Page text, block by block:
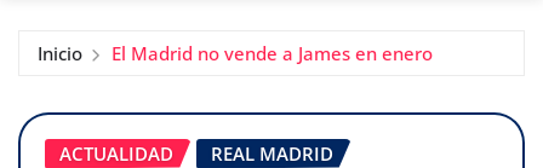
Inicio El Madrid no vende a James en enero
ACTUALIDAD REAL MADRID